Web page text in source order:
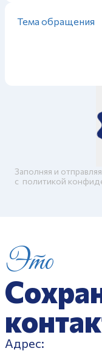
Заполняя и
c политикой
Это
Адрес: